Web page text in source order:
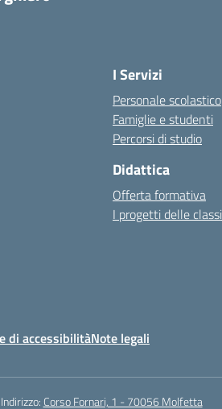
I Servizi
Personale scolastico
Famiglie e studenti
Percorsi di studio
Didattica
Offerta formativa
I progetti delle classi
di accessibilitàNote legali
Indirizzo: Corso Fornari, 1 - 70056 Molfetta